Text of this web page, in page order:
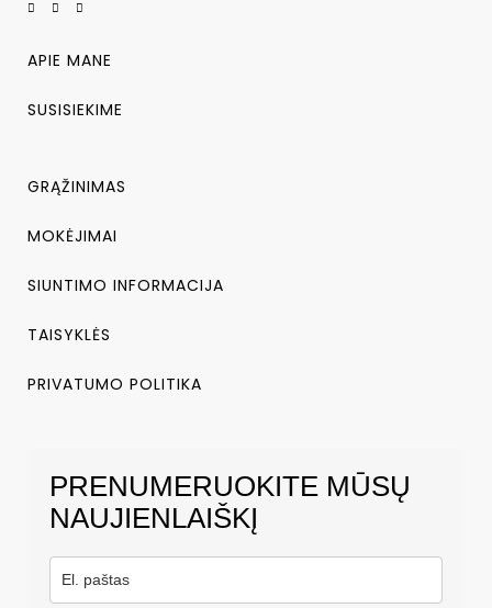
APIE MANE
SUSISIEKIME
GRĄŽINIMAS
MOKĖJIMAI
SIUNTIMO INFORMACIJA
TAISYKLĖS
PRIVATUMO POLITIKA
PRENUMERUOKITE MŪSŲ
NAUJIENLAIŠKĮ